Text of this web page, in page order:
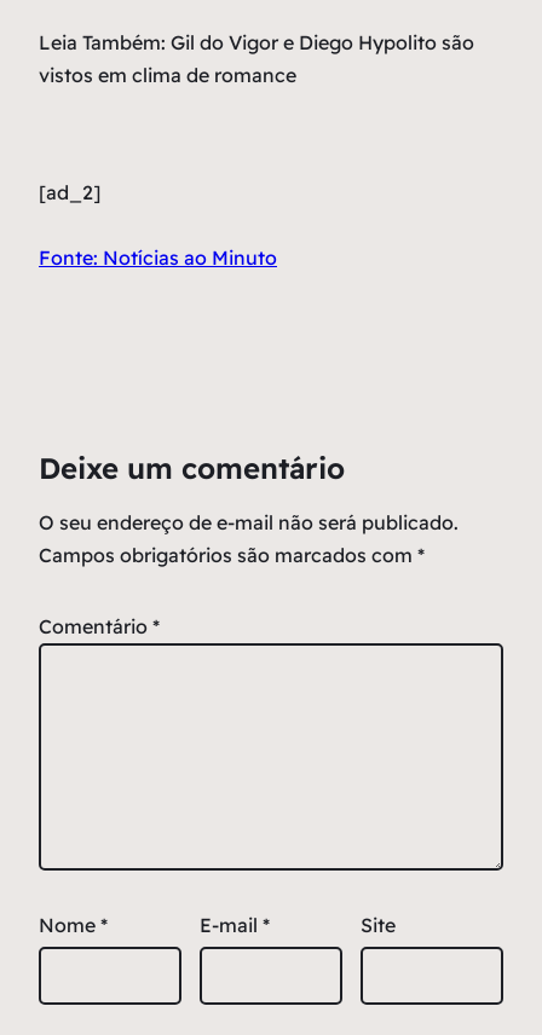
Leia Também: Gil do Vigor e Diego Hypolito são
vistos em clima de romance
[ad_2]
Fonte: Notícias ao Minuto
Deixe um comentário
O seu endereço de e-mail não será publicado.
Campos obrigatórios são marcados com *
Comentário *
Nome * E-mail * Site